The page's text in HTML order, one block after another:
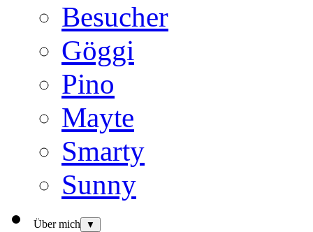
Besucher
Göggi
Pino
Mayte
Smarty
Sunny
Über mich ▼